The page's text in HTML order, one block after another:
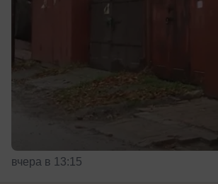
вчера в 13:15